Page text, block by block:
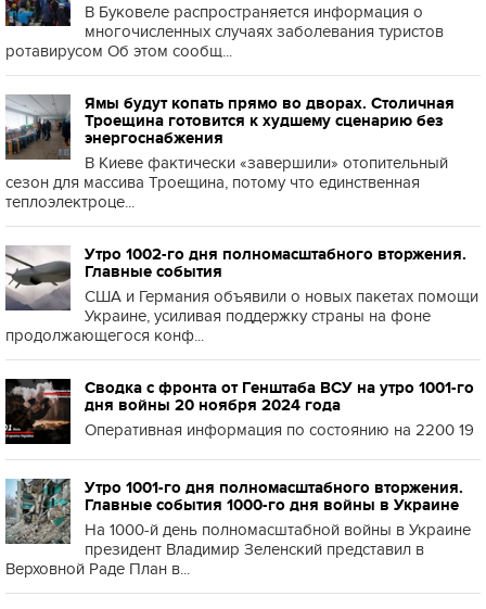
В Буковеле распространяется информация о
многочисленных случаях заболевания туристов
ротавирусом Об этом сообщ...
Ямы будут копать прямо во дворах. Столичная
Троещина готовится к худшему сценарию без
энергоснабжения
В Киеве фактически «завершили» отопительный
сезон для массива Троещина, потому что единственная
теплоэлектроце...
Утро 1002-го дня полномасштабного вторжения.
Главные события
США и Германия объявили о новых пакетах помощи
Украине, усиливая поддержку страны на фоне
продолжающегося конф...
Сводка с фронта от Генштаба ВСУ на утро 1001-го
дня войны 20 ноября 2024 года
Оперативная информация по состоянию на 2200 19
Утро 1001-го дня полномасштабного вторжения.
Главные события 1000-го дня войны в Украине
На 1000-й день полномасштабной войны в Украине
президент Владимир Зеленский представил в
Верховной Раде План в...